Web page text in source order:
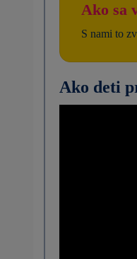
Ako sa
S nami to
Ako deti